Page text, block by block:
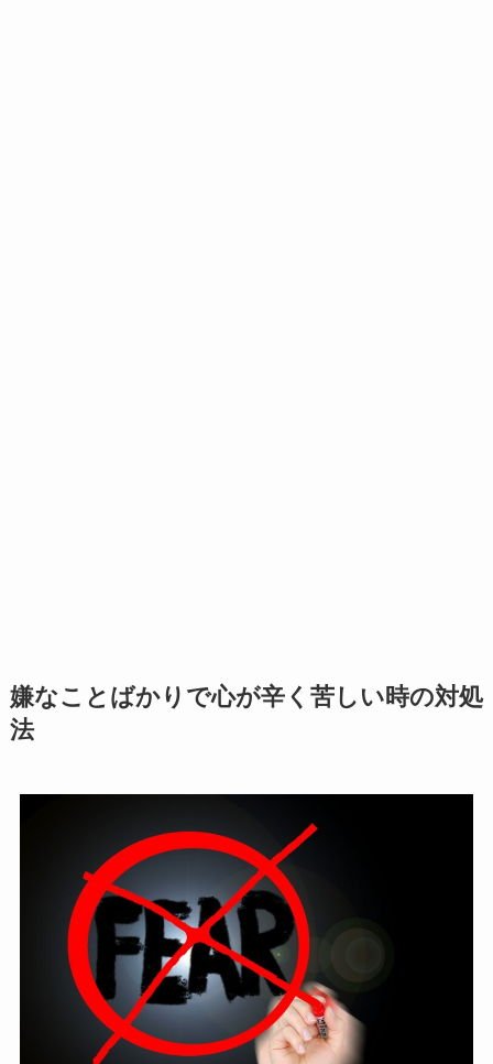
嫌なことばかりで心が辛く苦しい時の対処
法